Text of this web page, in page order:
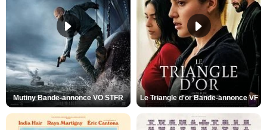
Mutiny Bande-annonce VO STFR Le Triangle d'or Bande-annonce VF